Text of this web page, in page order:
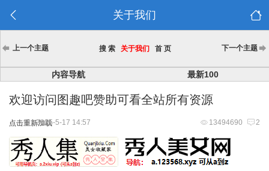
关于我们
上一个主题 搜 索 关于我们 首 页 下一个主题
内容导航 最新100
欢迎访问图趣吧赞助可看全站所有资源
点击重新加载 13494690 2
2025-5-17 14:57